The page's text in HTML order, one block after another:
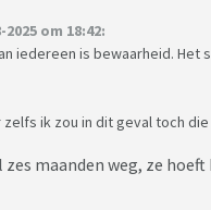
om 18:42:
iedereen is bewaarheid. Het
ik zou in dit geval toch
zes maanden weg, ze